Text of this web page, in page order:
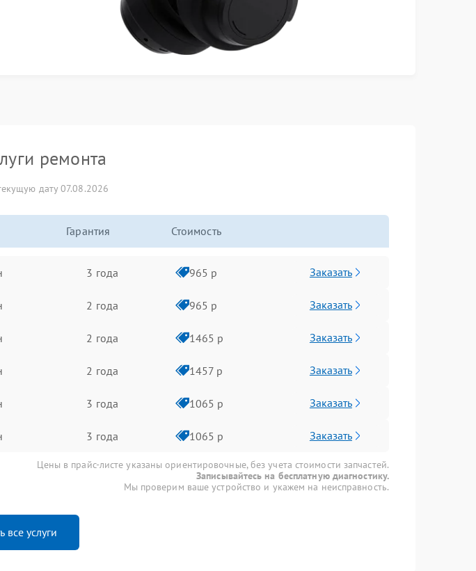
ремонта
дату 07.08.2026
Гарантия Стоимость
3 года 965 р Заказать
2 года 965 р Заказать
2 года 1465 р Заказать
2 года 1457 р Заказать
3 года 1065 р Заказать
3 года 1065 р Заказать
Цены в прайс-листе указаны ориентировочные, без учета стоимости запчастей.
Записывайтесь на бесплатную диагностику.
Мы проверим ваше устройство и укажем на неисправность.
все услуги